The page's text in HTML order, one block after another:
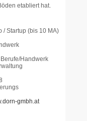
etabliert hat.
/ Startup (bis 10 MA)
Handwerk
gmbh.at